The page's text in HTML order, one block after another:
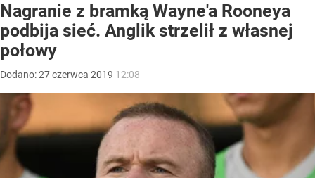
Nagranie z bramką Wayne'a Rooneya
podbija sieć. Anglik strzelił z własnej
połowy
Dodano:27czerwca 2019 12:08